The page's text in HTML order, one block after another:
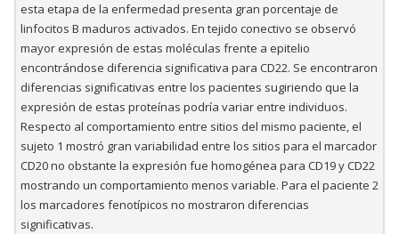
esta etapa de la enfermedad presenta gran porcentaje de
linfocitos B maduros activados. En tejido conectivo se observó
mayor expresión de estas moléculas frente a epitelio
encontrándose diferencia significativa para CD22. Se encontraron
diferencias significativas entre los pacientes sugiriendo que la
expresión de estas proteínas podría variar entre individuos.
Respecto al comportamiento entre sitios del mismo paciente, el
sujeto 1 mostró gran variabilidad entre los sitios para el marcador
CD20 no obstante la expresión fue homogénea para CD19 y CD22
mostrando un comportamiento menos variable. Para el paciente 2
los marcadores fenotípicos no mostraron diferencias
significativas.